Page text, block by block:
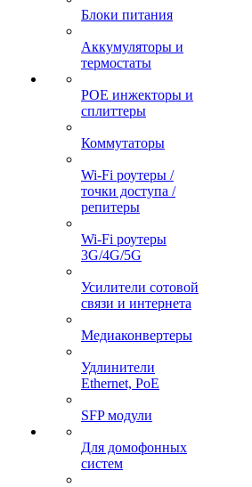
Блоки питания
Аккумуляторы и
термостаты
POE инжекторы и
сплиттеры
Коммутаторы
Wi-Fi роутеры /
точки доступа /
репитеры
Wi-Fi роутеры
3G/4G/5G
Усилители сотовой
связи и интернета
Медиаконвертеры
Удлинители
Ethernet, PoE
SFP модули
Для домофонных
систем